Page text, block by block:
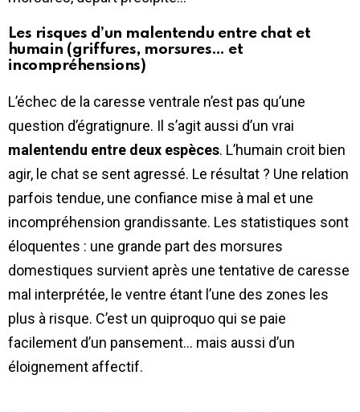
Les risques d’un malentendu entre chat et
humain (griffures, morsures… et
incompréhensions)
L’échec de la caresse ventrale n’est pas qu’une
question d’égratignure. Il s’agit aussi d’un vrai
malentendu entre deux espèces. L’humain croit bien
agir, le chat se sent agressé. Le résultat ? Une relation
parfois tendue, une confiance mise à mal et une
incompréhension grandissante. Les statistiques sont
éloquentes : une grande part des morsures
domestiques survient après une tentative de caresse
mal interprétée, le ventre étant l’une des zones les
plus à risque. C’est un quiproquo qui se paie
facilement d’un pansement… mais aussi d’un
éloignement affectif.